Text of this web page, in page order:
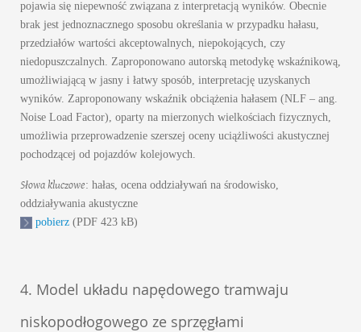
pojawia się niepewność związana z interpretacją wyników. Obecnie
brak jest jednoznacznego sposobu określania w przypadku hałasu,
przedziałów wartości akceptowalnych, niepokojących, czy
niedopuszczalnych. Zaproponowano autorską metodykę wskaźnikową,
umożliwiającą w jasny i łatwy sposób, interpretację uzyskanych
wyników. Zaproponowany wskaźnik obciążenia hałasem (NLF – ang.
Noise Load Factor), oparty na mierzonych wielkościach fizycznych,
umożliwia przeprowadzenie szerszej oceny uciążliwości akustycznej
pochodzącej od pojazdów kolejowych.
Słowa kluczowe: hałas, ocena oddziaływań na środowisko,
oddziaływania akustyczne
pobierz (PDF 423 kB)
4. Model układu napędowego tramwaju
niskopodłogowego ze sprzęgłami